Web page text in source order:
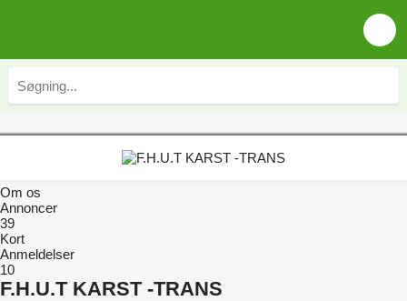
Om os
Annoncer
39
Kort
Anmeldelser
10
F.H.U.T KARST -TRANS